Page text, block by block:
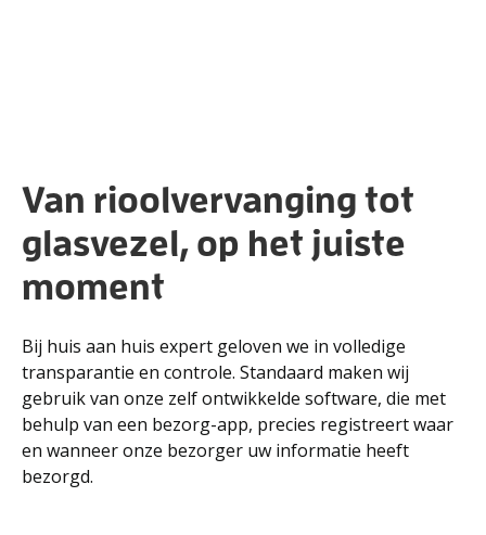
Van rioolvervanging tot
glasvezel, op het juiste
moment
Bij huis aan huis expert geloven we in volledige
transparantie en controle. Standaard maken wij
gebruik van onze zelf ontwikkelde software, die met
behulp van een bezorg-app, precies registreert waar
en wanneer onze bezorger uw informatie heeft
bezorgd.